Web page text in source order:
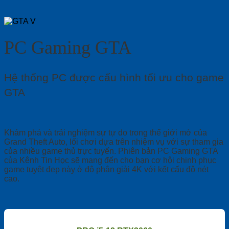
PC Gaming GTA
Hệ thống PC được cấu hình tối ưu cho game
GTA
Khám phá và trải nghiệm sự tự do trong thế giới mở của
Grand Theft Auto, lối chơi dựa trên nhiệm vụ với sự tham gia
của nhiều game thủ trực tuyến. Phiên bản PC Gaming GTA
của Kênh Tin Học sẽ mang đến cho bạn cơ hội chinh phục
game tuyệt đẹp này ở độ phân giải 4K với kết cấu độ nét
cao.